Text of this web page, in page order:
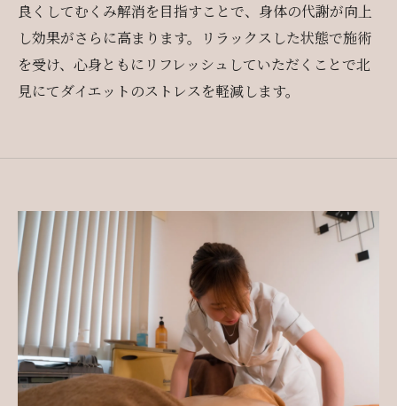
良くしてむくみ解消を目指すことで、身体の代謝が向上
し効果がさらに高まります。リラックスした状態で施術
を受け、心身ともにリフレッシュしていただくことで北
見にてダイエットのストレスを軽減します。